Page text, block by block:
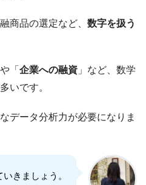
商品の選定など、 数字を扱う
「 企業への融資 」など、数学
いです。
データ分析力が必要になりま
きましょう。